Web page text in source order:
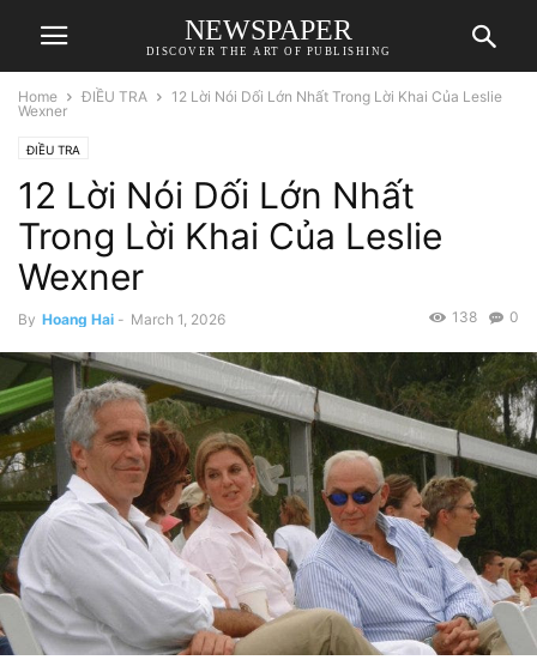
NEWSPAPER
DISCOVER THE ART OF PUBLISHING
Home ĐIỀU TRA
12 Lời Nói Dối Lớn Nhất Trong Lời Khai Của Leslie
Wexner
ĐIỀU TRA
12 Lời Nói Dối Lớn Nhất
Trong Lời Khai Của Leslie
Wexner
By Hoang Hai - March 1, 2026 0
138